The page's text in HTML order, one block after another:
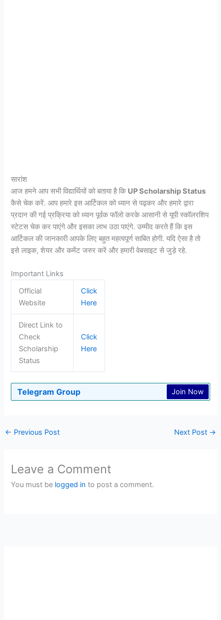
सारांश
आज हमने आप सभी विद्यार्थियों को बताया है कि UP Scholarship Status
कैसे चेक करें. आप हमारे इस आर्टिकल को ध्यान से पढ़कर और हमारे द्वारा
प्रदान की गई प्रक्रिया को ध्यान पूर्वक फॉलो करके आसानी से यूपी स्कॉलरशिप
स्टेटस चेक कर पाएंगे और इसका लाभ उठा पाएंगे. उम्मीद करते हैं कि इस
आर्टिकल की जानकारी आपके लिए बहुत महत्वपूर्ण साबित होगी. यदि ऐसा है तो
इसे लाइक, शेयर और कमेंट जरुर करें और हमारी वेबसाइट से जुड़े रहे.
Important Links
Official
Website
Click
Here
Direct Link to
Check
Scholarship
Status
Click
Here
Telegram Group Join Now
← Previous Post Next Post →
Leave a Comment
You must be logged in to post a comment.